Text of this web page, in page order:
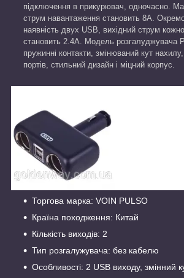
підключення в прикурювач, одночасно.
струм навантаження становить 8А.
наявність двух USB, вихідний струм
становить 2.4А. Модель розгалуджувача
пружинні контакти, змінюваний кут нахилу,
портів, стильний дизайн і міцний корпус.
Торгова марка: VOIN PULSO
Країна походження: Китай
Кількість виходів: 2
Тип розгалужувача: без кабелю
Особливості: 2 USB виходу, змінний